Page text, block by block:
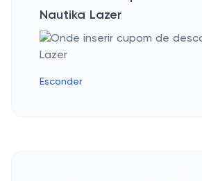
Nautika Lazer
Esconder